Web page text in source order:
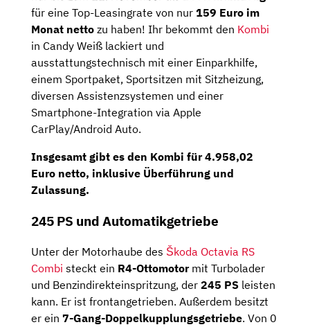
für eine Top-Leasingrate von nur 159 Euro im
Monat netto zu haben! Ihr bekommt den Kombi
in Candy Weiß lackiert und
ausstattungstechnisch mit einer Einparkhilfe,
einem Sportpaket, Sportsitzen mit Sitzheizung,
diversen Assistenzsystemen und einer
Smartphone-Integration via Apple
CarPlay/Android Auto.
Insgesamt gibt es den Kombi für4.958,02
Euro netto, inklusive Überführung und
Zulassung.
245 PS und Automatikgetriebe
Unter der Motorhaube des Škoda Octavia RS
Combi steckt ein R4-Ottomotormit Turbolader
und Benzindirekteinspritzung, der 245 PS leisten
kann. Er ist frontangetrieben. Außerdem besitzt
er ein 7-Gang-Doppelkupplungsgetriebe. Von 0